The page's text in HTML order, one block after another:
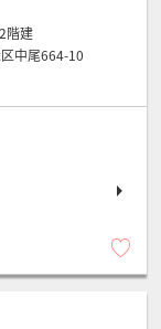
階建
中尾664-10